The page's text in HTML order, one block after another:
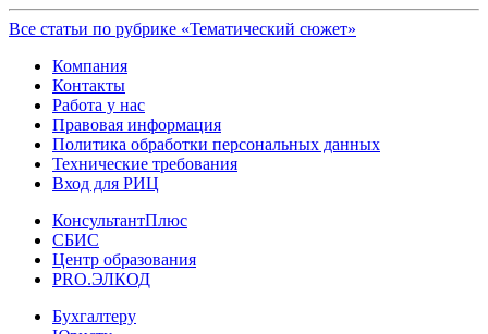
Все статьи по рубрике «Тематический сюжет»
Компания
Контакты
Работа у нас
Правовая информация
Политика обработки персональных данных
Технические требования
Вход для РИЦ
КонсультантПлюс
СБИС
Центр образования
PRO.ЭЛКОД
Бухгалтеру